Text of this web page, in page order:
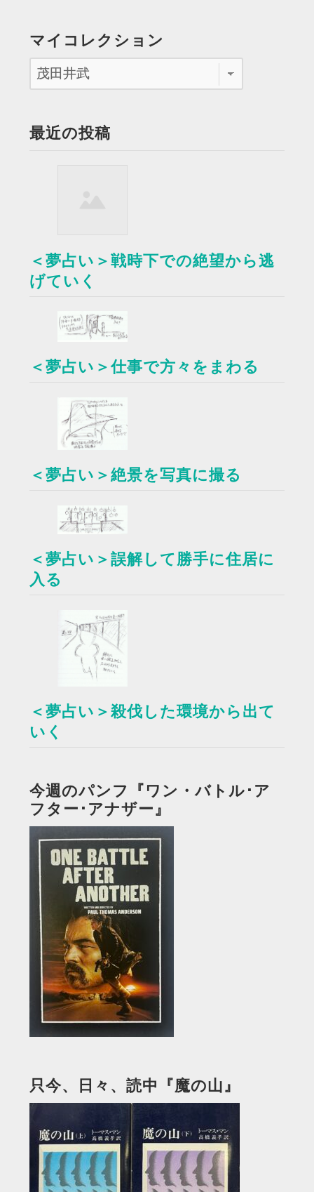
送
り
マイコレクション
最近の投稿
＜夢占い＞戦時下での絶望から逃
げていく
＜夢占い＞仕事で方々をまわる
＜夢占い＞絶景を写真に撮る
＜夢占い＞誤解して勝手に住居に
入る
＜夢占い＞殺伐した環境から出て
いく
今週のパンフ『ワン・バトル･ア
フター･アナザー』
只今、日々、読中『魔の山』